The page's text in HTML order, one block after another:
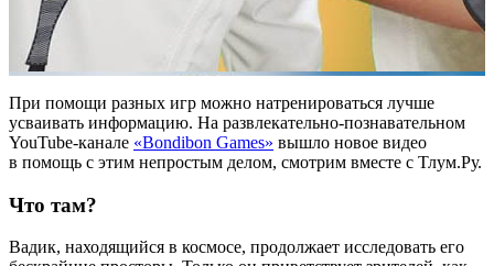
При помощи разных игр можно натренироваться лучше
усваивать информацию. На развлекательно-познавательном
YouTube-канале «Bondibon Games» вышло новое видео
в помощь с этим непростым делом, смотрим вместе с Тлум.Ру.
Что там?
Вадик, находящийся в космосе, продолжает исследовать его